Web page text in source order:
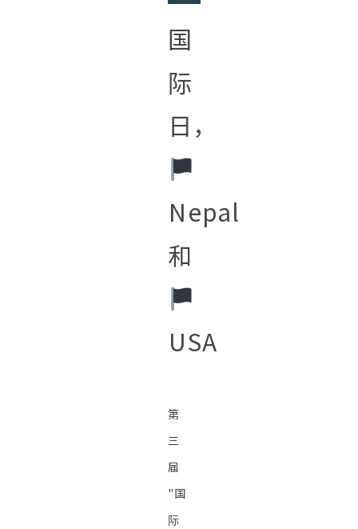
国
际
日，
󠁵󠁳󠁣󠁡󠁿Nepal
和
󠁵󠁳󠁣󠁡󠁿USA
第
三
届
"国
际